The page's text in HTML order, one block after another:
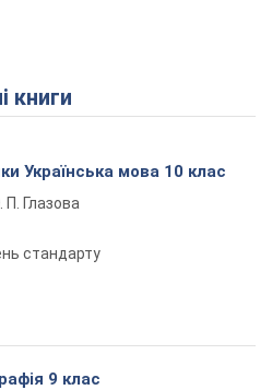
Play Video
книги
Українська мова 10 клас
П. Глазова
стандарту
9 клас